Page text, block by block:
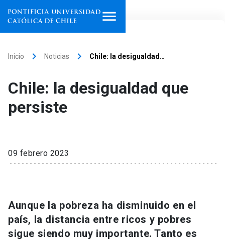
Facultades, escuelas e
institutos
Internacionalización
Vinculación
Universidad
Inicio keyboard_arrow_right Noticias keyboard_arrow_right Chile: la desigualdad…
Chile: la desigualdad que
persiste
09 febrero 2023
Aunque la pobreza ha disminuido en el
país, la distancia entre ricos y pobres
sigue siendo muy importante. Tanto es